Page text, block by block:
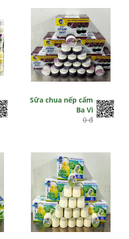
Sữa chua nếp cẩm
Ba Vì
0 đ